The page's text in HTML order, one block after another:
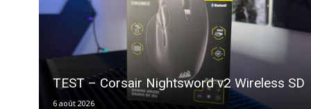
TEST – Corsair Nightsword v2 Wireless SD
6 août 2026